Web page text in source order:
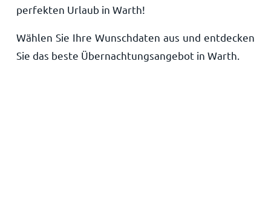
Startseite
perfekten Urlaub in Warth!
Wählen Sie Ihre Wunschdaten aus und entdecken
Sie das beste Übernachtungsangebot in Warth.